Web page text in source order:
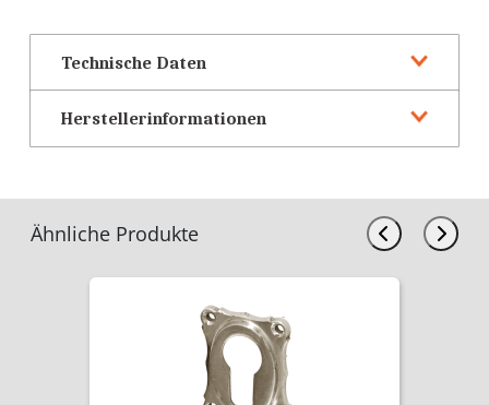
Technische Daten
Herstellerinformationen
Ähnliche Produkte